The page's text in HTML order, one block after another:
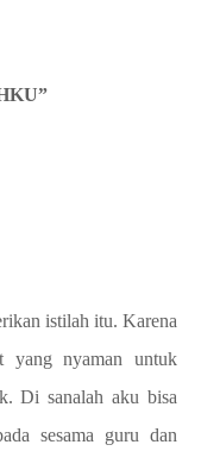
istilah itu. Karena
yang nyaman untuk
Di sanalah aku bisa
sesama guru dan